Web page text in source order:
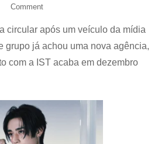
Commenton
Entertainment
sobre
THE
deixar
empresa
circular após um veículo da mídia
grupo já achou uma nova agência,
com a IST acaba em dezembro